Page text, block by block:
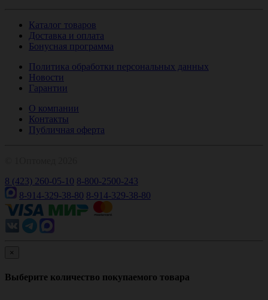
Каталог товаров
Доставка и оплата
Бонусная программа
Политика обработки персональных данных
Новости
Гарантии
О компании
Контакты
Публичная оферта
8 (423) 260-05-10 8-800-2500-243
8-914-329-38-80 8-914-329-38-80
×
Выберите количество покупаемого товара